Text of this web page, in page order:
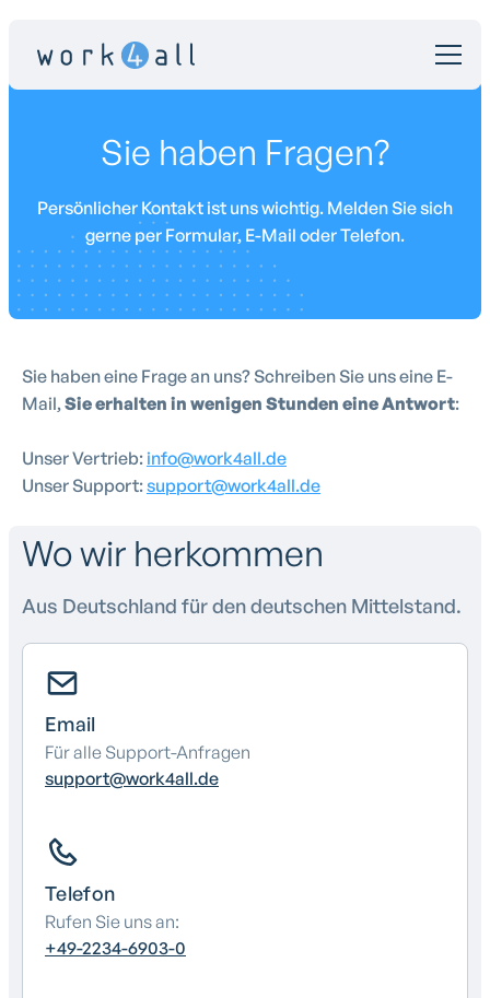
Sie haben Fragen?
Persönlicher Kontakt ist uns wichtig. Melden Sie sich
gerne per Formular, E-Mail oder Telefon.
Sie haben eine Frage an uns? Schreiben Sie uns eine E-
Mail,Sie erhalten in wenigen Stunden eine Antwort:
Unser Vertrieb:info@work4all.de
Unser Support:support@work4all.de
Wo wir herkommen
Aus Deutschland für den deutschen Mittelstand.
Email
Für alle Support-Anfragen
support@work4all.de
Telefon
Rufen Sie uns an:
+49-2234-6903-0